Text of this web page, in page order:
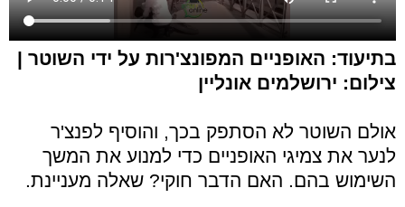
בתיעוד: האופניים המפונצ'רות על ידי השוטר |
צילום: ירושלמים אונליין
אולם השוטר לא הסתפק בכך, והוסיף לפנצ'ר
לנער את צמיגי האופניים כדי למנוע את המשך
השימוש בהם. האם הדבר חוקי? שאלה מעניינת.